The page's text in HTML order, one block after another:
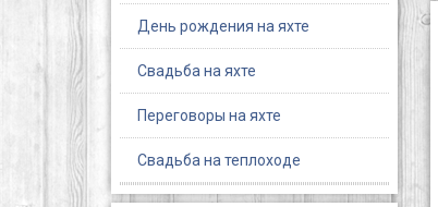
День рождения на яхте
Свадьба на яхте
Переговоры на яхте
Свадьба на теплоходе